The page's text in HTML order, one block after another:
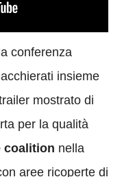
conferenza
insieme
mostrato di
per la qualità
coalition nella
aree ricoperte di